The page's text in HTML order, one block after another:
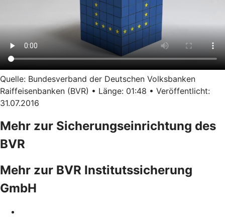
Quelle: Bundesverband der Deutschen Volksbanken
Raiffeisenbanken (BVR) • Länge: 01:48 • Veröffentlicht:
31.07.2016
Mehr zur Sicherungseinrichtung des
BVR
Mehr zur BVR Institutssicherung
GmbH